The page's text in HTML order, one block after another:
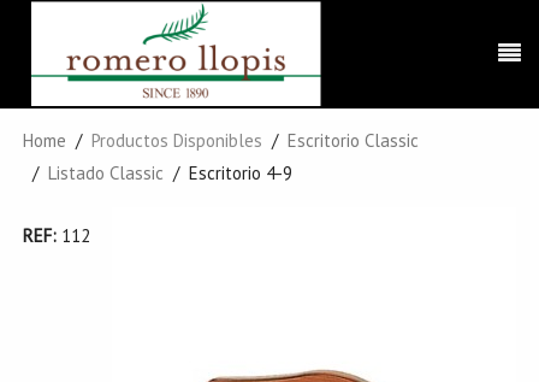
Home Productos Disponibles
Escritorio Classic
Listado Classic
Escritorio 4-9
REF: 112